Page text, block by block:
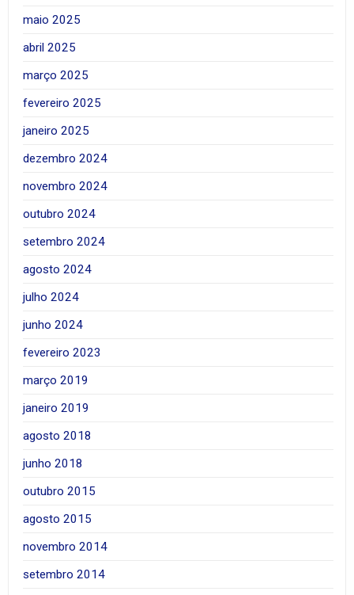
maio 2025
abril 2025
março 2025
fevereiro 2025
janeiro 2025
dezembro 2024
novembro 2024
outubro 2024
setembro 2024
agosto 2024
julho 2024
junho 2024
fevereiro 2023
março 2019
janeiro 2019
agosto 2018
junho 2018
outubro 2015
agosto 2015
novembro 2014
setembro 2014